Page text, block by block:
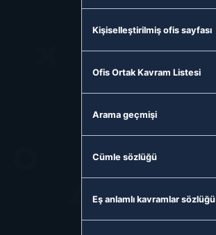
Kişiselleştirilmiş ofis sayfası
Ofis Ortak Kavram Listesi
Arama geçmişi
Cümle sözlüğü
Eş anlamlı kavramlar sözlüğü